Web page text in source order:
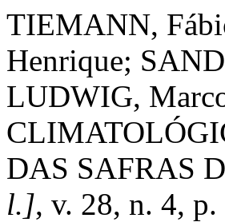
TIEMANN,
Henrique;
LUDWIG,
DAS SAFRAS
l.], v. 28, n. 4,